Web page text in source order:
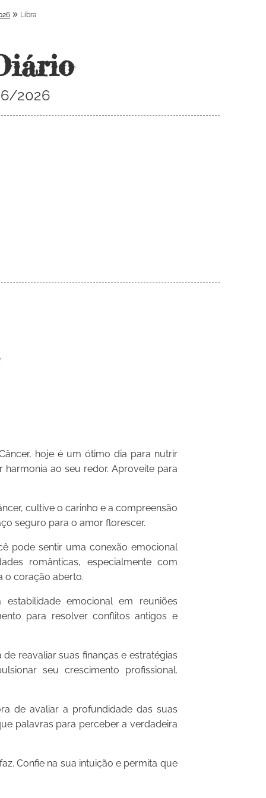
» Libra
2026
hoje é um ótimo dia para nutrir
ao seu redor. Aproveite para
cultive o carinho e a compreensão
seguro para o amor florescer.
pode sentir uma conexão emocional
românticas, especialmente com
o coração aberto.
emocional em reuniões
para resolver conflitos antigos e
reavaliar suas finanças e estratégias
seu crescimento profissional.
de avaliar a profundidade das suas
palavras para perceber a verdadeira
Confie na sua intuição e permita que